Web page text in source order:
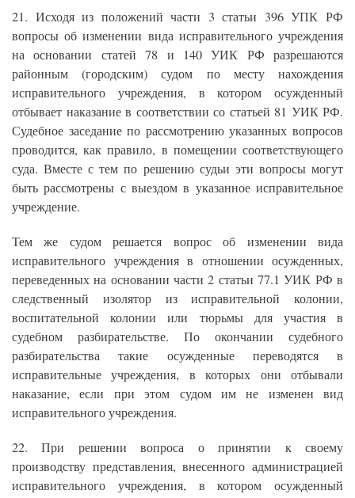
21. Исходя из положений части 3 статьи 396 УПК РФ
вопросы об изменении вида исправительного учреждения
на основании статей 78 и 140 УИК РФ разрешаются
районным (городским) судом по месту нахождения
исправительного учреждения, в котором осужденный
отбывает наказание в соответствии со статьей 81 УИК РФ.
Судебное заседание по рассмотрению указанных вопросов
проводится, как правило, в помещении соответствующего
суда. Вместе с тем по решению судьи эти вопросы могут
быть рассмотрены с выездом в указанное исправительное
учреждение.
Тем же судом решается вопрос об изменении вида
исправительного учреждения в отношении осужденных,
переведенных на основании части 2 статьи 77.1 УИК РФ в
следственный изолятор из исправительной колонии,
воспитательной колонии или тюрьмы для участия в
судебном разбирательстве. По окончании судебного
разбирательства такие осужденные переводятся в
исправительные учреждения, в которых они отбывали
наказание, если при этом судом им не изменен вид
исправительного учреждения.
22. При решении вопроса о принятии к своему
производству представления, внесенного администрацией
исправительного учреждения, в котором осужденный